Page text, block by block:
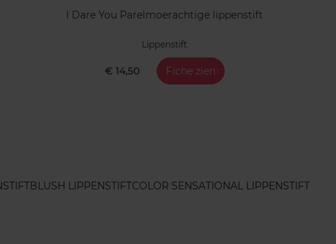
I Dare You Parelmoerachtige lippenstift
Lippenstift
€ 14,50 Fiche zien
BLUSH LIPPENSTIFTCOLOR SENSATIONAL LIPPENSTIFT